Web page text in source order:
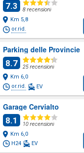
7.3
8 recensioni
Km 5,8
or.rid.
Parking delle Provincie
8.7
25 recensioni
Km 6,0
or.rid.
EV
Garage Cervialto
8.1
10 recensioni
Km 6,0
H24
EV